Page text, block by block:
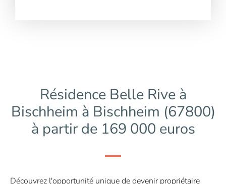
Résidence Belle Rive à
Bischheim à Bischheim (67800)
à partir de 169 000 euros
Découvrez l'opportunité unique de devenir propriétaire